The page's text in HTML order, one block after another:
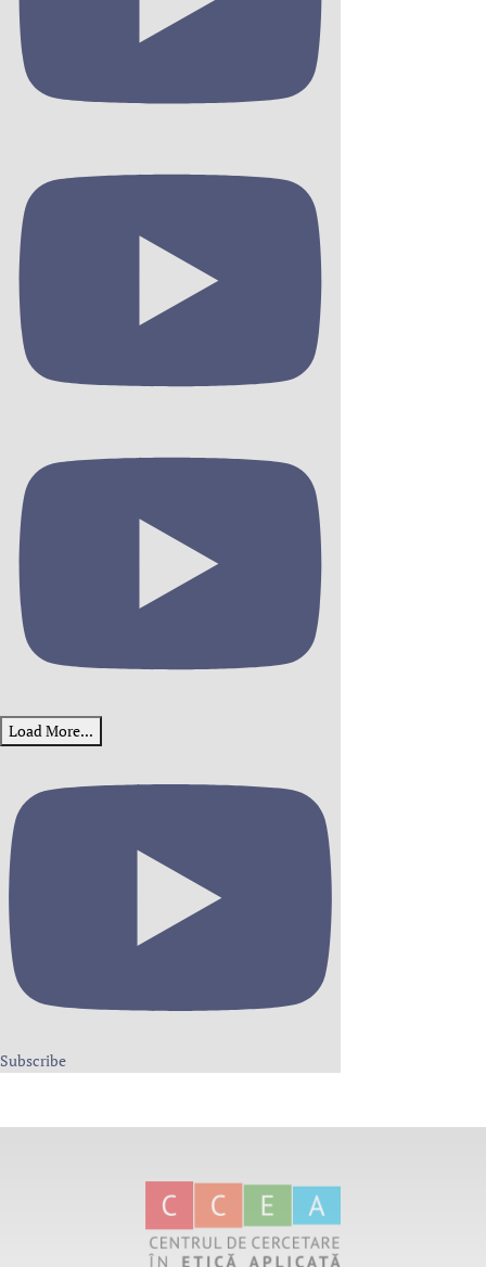
Load More...
Subscribe